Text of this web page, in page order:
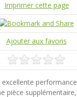
Imprimer cette page
Ajouter aux favoris
performance
pièce supplémentaire,